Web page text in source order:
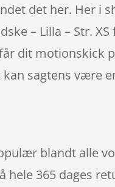
det her. Her i
– Lilla – Str.
dit motionskick
sagtens være
blandt alle
365 dages